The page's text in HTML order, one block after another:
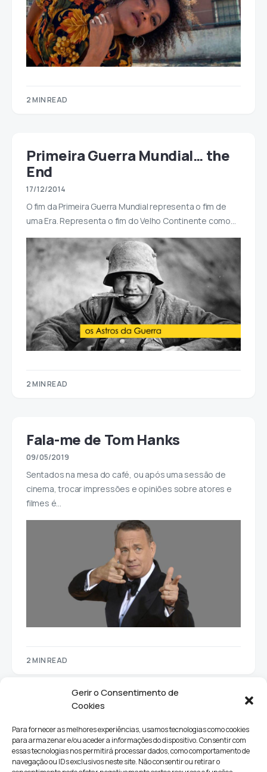
Gerir o Consentimento de
Cookies
Para fornecer as melhores experiências, usamos tecnologias como cookies
para armazenar e/ou aceder a informações do dispositivo. Consentir com
essas tecnologias nos permitirá processar dados, como comportamento de
navegação ou IDs exclusivos neste site. Não consentir ou retirar o
2 MIN READ
Primeira Guerra Mundial… the
End
17/12/2014
O fim da Primeira Guerra Mundial representa o fim de
uma Era. Representa o fim do Velho Continente como…
2 MIN READ
Fala-me de Tom Hanks
09/05/2019
Sentados na mesa do café, ou após uma sessão de
cinema, trocar impressões e opiniões sobre atores e
filmes é…
2 MIN READ